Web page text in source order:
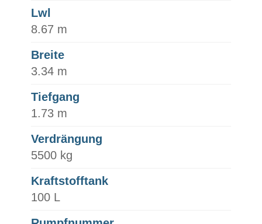
Lwl
8.67 m
Breite
3.34 m
Tiefgang
1.73 m
Verdrängung
5500 kg
Kraftstofftank
100 L